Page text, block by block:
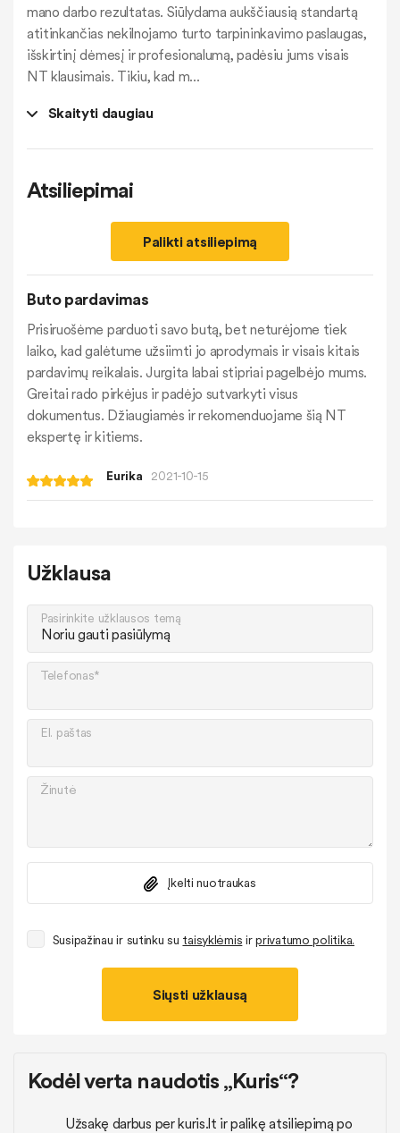
mano darbo rezultatas. Siūlydama aukščiausią standartą
atitinkančias nekilnojamo turto tarpininkavimo paslaugas,
išskirtinį dėmesį ir profesionalumą, padėsiu jums visais
NT klausimais. Tikiu, kad m...
Skaityti daugiau
Atsiliepimai
Palikti atsiliepimą
Buto pardavimas
Prisiruošėme parduoti savo butą, bet neturėjome tiek
laiko, kad galėtume užsiimti jo aprodymais ir visais kitais
pardavimų reikalais. Jurgita labai stipriai pagelbėjo mums.
Greitai rado pirkėjus ir padėjo sutvarkyti visus
dokumentus. Džiaugiamės ir rekomenduojame šią NT
ekspertę ir kitiems.
Eurika 2021-10-15
Užklausa
Pasirinkite užklausos temą
Telefonas*
El. paštas
Žinutė
Įkelti nuotraukas
Susipažinau ir sutinku su taisyklėmis irprivatumo politika.
Siųsti užklausą
Kodėl verta naudotis „Kuris“?
Užsakę darbus per kuris.lt ir palikę atsiliepimą po